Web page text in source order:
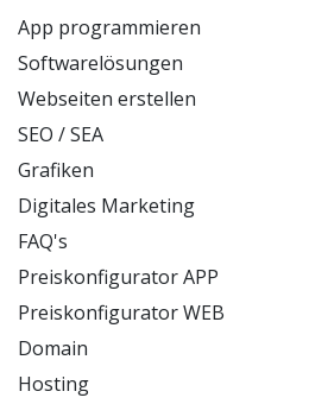
App programmieren
Softwarelösungen
Webseiten erstellen
SEO / SEA
Grafiken
Digitales Marketing
FAQ's
Preiskonfigurator APP
Preiskonfigurator WEB
Domain
Hosting